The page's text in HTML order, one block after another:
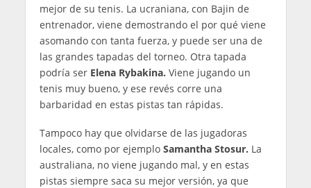
mejor de su tenis. La ucraniana, con Bajin de
entrenador, viene demostrando el por qué viene
asomando con tanta fuerza, y puede ser una de
las grandes tapadas del torneo. Otra tapada
podría ser Elena Rybakina. Viene jugando un
tenis muy bueno, y ese revés corre una
barbaridad en estas pistas tan rápidas.
Tampoco hay que olvidarse de las jugadoras
locales, como por ejemplo Samantha Stosur. La
australiana, no viene jugando mal, y en estas
pistas siempre saca su mejor versión, ya que